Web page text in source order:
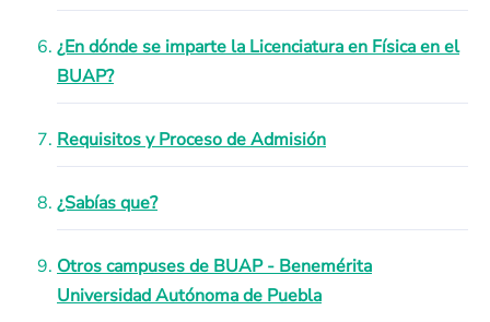
¿En dónde se imparte la Licenciatura en Física en el
BUAP?
Requisitos y Proceso de Admisión
¿Sabías que?
Otros campuses de BUAP - Benemérita
Universidad Autónoma de Puebla